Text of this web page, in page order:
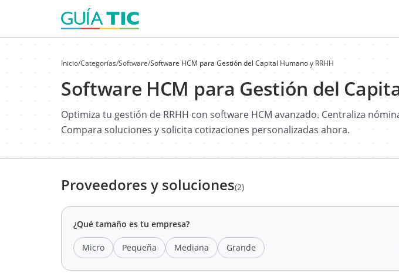
Inicio/Categorías/Software/Software HCM para Gestión del Capital Humano y RRHH
Software HCM para Gestión del
Optimiza tu gestión de RRHH con software HCM avanzado. Centraliza
Compara soluciones y solicita cotizaciones personalizadas ahora.
Proveedores y soluciones(2)
¿Qué tamaño es tu empresa?
Micro Pequeña Mediana Grande